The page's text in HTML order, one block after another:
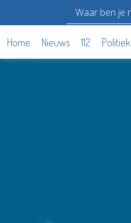
Home Nieuws 112 Politiek